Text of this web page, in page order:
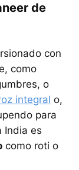
de
con
como
o
integral o,
para
India es
como roti o